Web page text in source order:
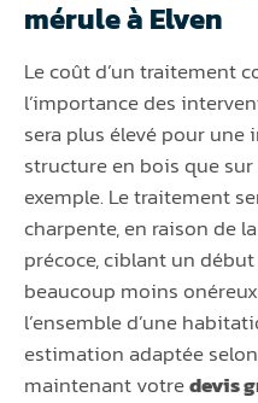
mérule à Elven
Le coût d’un traitement
l’importance des
sera plus élevé pour
structure en bois que
exemple. Le traitement
charpente, en raison de
précoce, ciblant un
beaucoup moins
l’ensemble d’une
estimation adaptée
maintenant votredevis